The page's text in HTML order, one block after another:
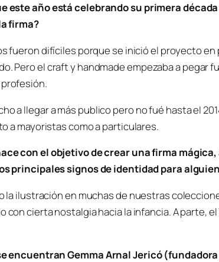
este año está celebrando su primera
firma?
fueron difíciles porque se inició el proyecto
Pero el craft y handmade empezaba a pegar
a llegar a más publico pero no fué hasta el
a mayoristas como a particulares.
con el objetivo de crear una firma
principales signos de identidad para
la ilustración en muchas de nuestras
con cierta nostalgia hacia la infancia. A parte,
encuentran Gemma Arnal Jericó